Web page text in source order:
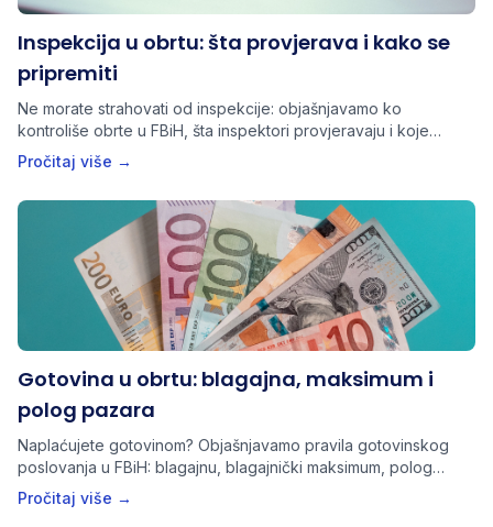
Inspekcija u obrtu: šta provjerava i kako se
pripremiti
Ne morate strahovati od inspekcije: objašnjavamo ko
kontroliše obrte u FBiH, šta inspektori provjeravaju i koje
dokumente trebate imati spremne.
Pročitaj više →
Gotovina u obrtu: blagajna, maksimum i
polog pazara
Naplaćujete gotovinom? Objašnjavamo pravila gotovinskog
poslovanja u FBiH: blagajnu, blagajnički maksimum, polog
pazara i dokumente koje obrt mora imati.
Pročitaj više →